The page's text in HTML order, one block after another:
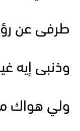
طرفى عن
وذنبى إيه
ولي هواك